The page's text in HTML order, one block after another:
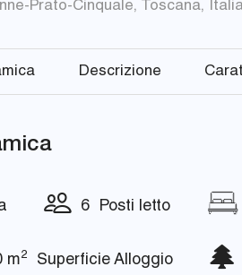
Prato-Cinquale, Toscana,
Descrizione
6 Posti letto
m2 Superficie Alloggio